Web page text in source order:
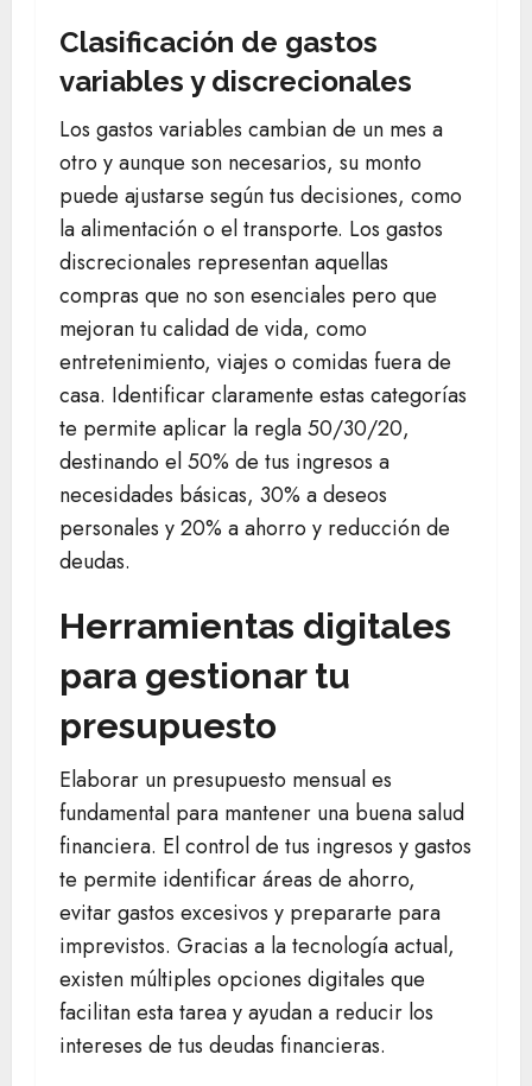
Clasificación de gastos
variables y discrecionales
Los gastos variables cambian de un mes a
otro y aunque son necesarios, su monto
puede ajustarse según tus decisiones, como
la alimentación o el transporte. Los gastos
discrecionales representan aquellas
compras que no son esenciales pero que
mejoran tu calidad de vida, como
entretenimiento, viajes o comidas fuera de
casa. Identificar claramente estas categorías
te permite aplicar la regla 50/30/20,
destinando el 50% de tus ingresos a
necesidades básicas, 30% a deseos
personales y 20% a ahorro y reducción de
deudas.
Herramientas digitales
para gestionar tu
presupuesto
Elaborar un presupuesto mensual es
fundamental para mantener una buena salud
financiera. El control de tus ingresos y gastos
te permite identificar áreas de ahorro,
evitar gastos excesivos y prepararte para
imprevistos. Gracias a la tecnología actual,
existen múltiples opciones digitales que
facilitan esta tarea y ayudan a reducir los
intereses de tus deudas financieras.